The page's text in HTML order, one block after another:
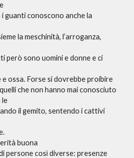
i guanti conoscono anche la
la meschinità, l’arroganza,
però sono uomini e donne e ci
ossa. Forse si dovrebbe proibire
che non hanno mai conosciuto
le
il gemito, sentendo i cattivi
buona
persone così diverse: presenze